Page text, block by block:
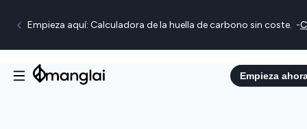
Empieza aquí: Calculadora de la huella de carbono sin coste. -
Empieza